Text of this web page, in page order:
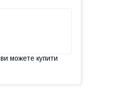
можете купити